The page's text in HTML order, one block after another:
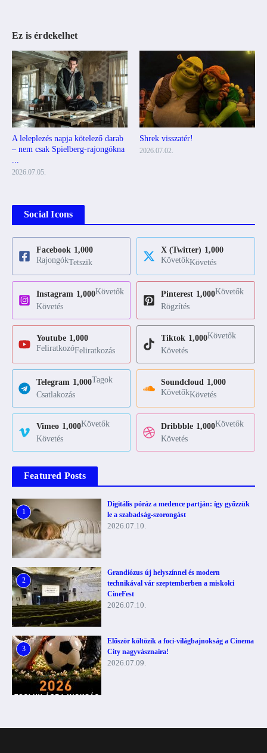
Ez is érdekelhet
A leleplezés napja kötelező darab
– nem csak Spielberg-rajongókna
...
2026.07.05.
Shrek visszatér!
2026.07.02.
Social Icons
Facebook 1,000
RajongókTetszik
X (Twitter) 1,000
KövetőkKövetés
Instagram 1,000Követők
Követés
Pinterest 1,000Követők
Rögzítés
Youtube 1,000
FeliratkozóFeliratkozás
Tiktok 1,000Követők
Követés
Telegram 1,000Tagok
Csatlakozás
Soundcloud 1,000
KövetőkKövetés
Vimeo 1,000Követők
Követés
Dribbble 1,000Követők
Követés
Featured Posts
1
Digitális póráz a medence partján: így győzzük
le a szabadság-szorongást
2026.07.10.
2
Grandiózus új helyszínnel és modern
technikával vár szeptemberben a miskolci
CineFest
2026.07.10.
3
Először költözik a foci-világbajnokság a Cinema
City nagyvásznaira!
2026.07.09.